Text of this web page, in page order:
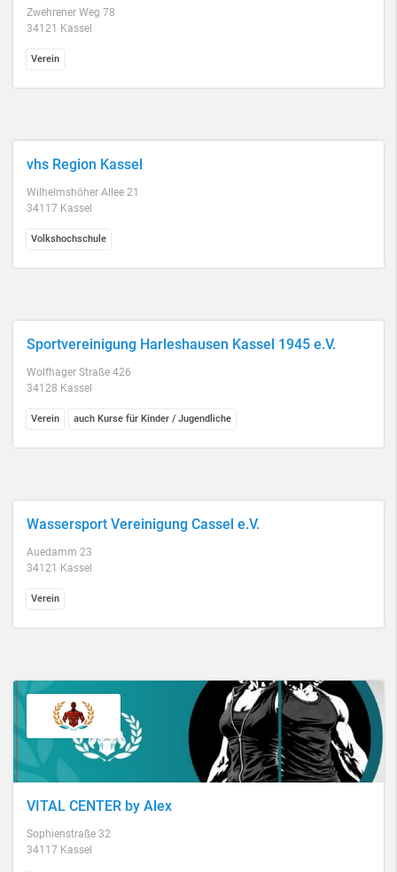
Zwehrener Weg 78
34121 Kassel
Verein
vhs Region Kassel
Wilhelmshöher Allee 21
34117 Kassel
Volkshochschule
Sportvereinigung Harleshausen Kassel 1945 e.V.
Wolfhager Straße 426
34128 Kassel
Verein auch Kurse für Kinder / Jugendliche
Wassersport Vereinigung Cassel e.V.
Auedamm 23
34121 Kassel
Verein
VITAL CENTER by Alex
Sophienstraße 32
34117 Kassel